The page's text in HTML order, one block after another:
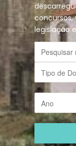
concursos,
legislação